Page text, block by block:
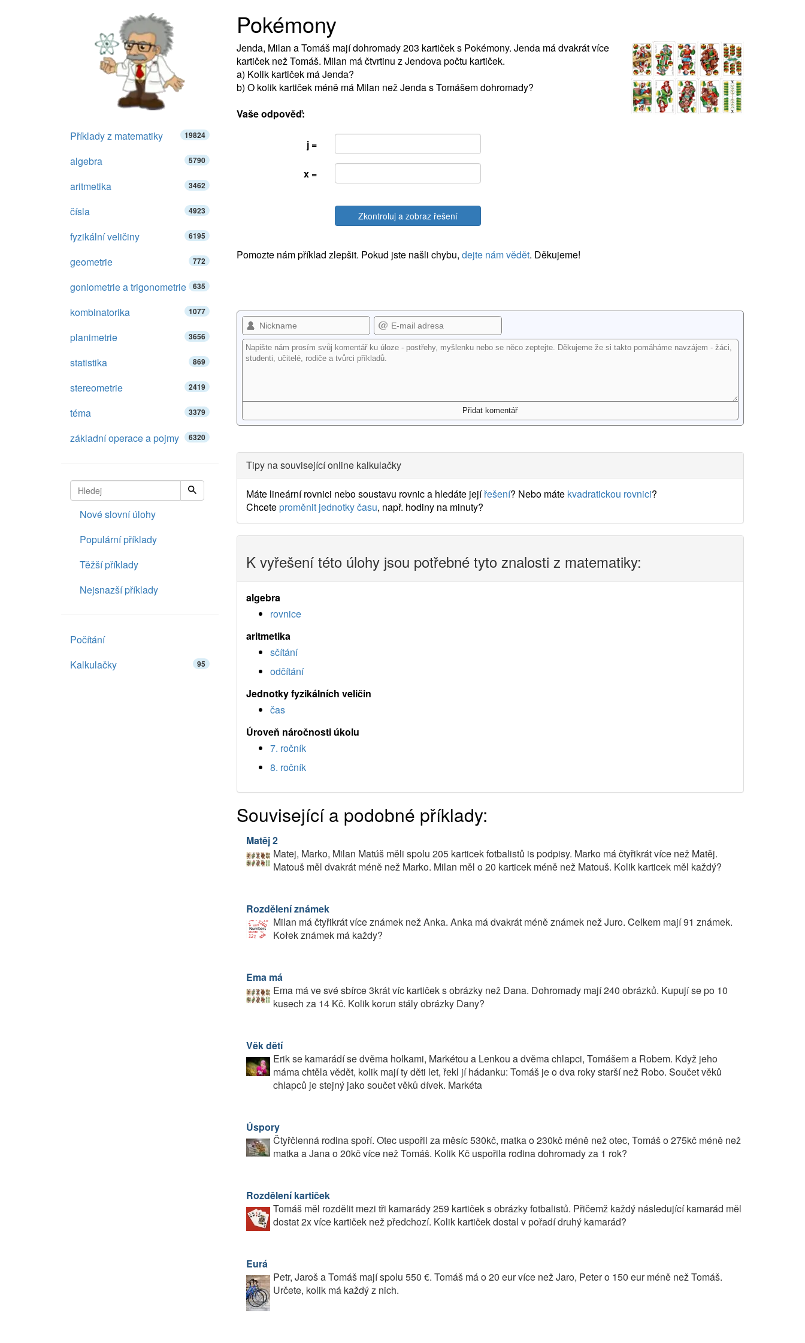
Pokémony
Jenda, Milan a Tomáš mají dohromady 203 kartiček s Pokémony. Jenda má dvakrát více
kartiček než Tomáš. Milan má čtvrtinu z Jendova počtu kartiček.
a) Kolik kartiček má Jenda?
b) O kolik kartiček méně má Milan než Jenda s Tomášem dohromady?
Vaše odpověď:
j =
x =
Zkontroluj a zobraz řešení
Pomozte nám příklad zlepšit. Pokud jste našli chybu, dejte nám vědět. Děkujeme!
Tipy na související online kalkulačky
Máte lineární rovnici nebo soustavu rovnic a hledáte jejířešení? Nebo máte kvadratickou rovnici?
Chceteproměnit jednotky času, např. hodiny na minuty?
K vyřešení této úlohy jsou potřebné tyto znalosti z matematiky:
algebra
rovnice
aritmetika
sčítání
odčítání
Jednotky fyzikálních veličin
čas
Úroveň náročnosti úkolu
7. ročník
8. ročník
Související a podobné příklady:
Matěj 2
Matej, Marko, Milan Matúš měli spolu 205 karticek fotbalistů is podpisy. Marko má čtyřikrát více než Matěj.
Matouš měl dvakrát méně než Marko. Milan měl o 20 karticek méně než Matouš. Kolik karticek měl každý?
Rozdělení známek
Milan má čtyřikrát více známek než Anka. Anka má dvakrát méně známek než Juro. Celkem mají 91 známek.
Kołek známek má každy?
Ema má
Ema má ve své sbírce 3krát víc kartiček s obrázky než Dana. Dohromady mají 240 obrázků. Kupují se po 10
kusech za 14 Kč. Kolik korun stály obrázky Dany?
Věk dětí
Erik se kamarádí se dvěma holkami, Markétou a Lenkou a dvěma chlapci, Tomášem a Robem. Když jeho
máma chtěla vědět, kolik mají ty děti let, řekl jí hádanku: Tomáš je o dva roky starší než Robo. Součet věků
chlapců je stejný jako součet věků dívek. Markéta
Úspory
Čtyřčlenná rodina spoří. Otec uspořil za měsíc 530kč, matka o 230kč méně než otec, Tomáš o 275kč méně než
matka a Jana o 20kč více než Tomáš. Kolik Kč uspořila rodina dohromady za 1 rok?
Rozdělení kartiček
Tomáš měl rozdělit mezi tři kamarády 259 kartiček s obrázky fotbalistů. Přičemž každý následující kamarád měl
dostat 2x více kartiček než předchozí. Kolik kartiček dostal v pořadí druhý kamarád?
Eurá
Petr, Jaroš a Tomáš mají spolu 550 €. Tomáš má o 20 eur více než Jaro, Peter o 150 eur méně než Tomáš.
Určete, kolik má každý z nich.
Příklady z matematiky 19824
algebra 5790
aritmetika 3462
čísla 4923
fyzikální veličiny 6195
geometrie 772
goniometrie a trigonometrie 635
kombinatorika 1077
planimetrie 3656
statistika 869
stereometrie 2419
téma 3379
základní operace a pojmy 6320
Nové slovní úlohy
Populární příklady
Těžší příklady
Nejsnazší příklady
Počítání
Kalkulačky
95